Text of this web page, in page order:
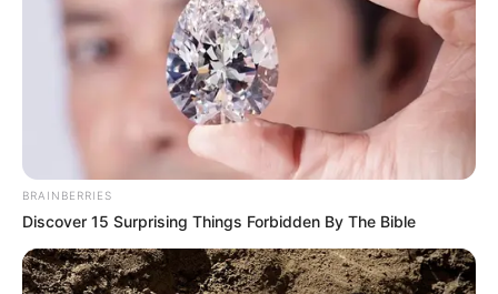
Prono soft analyse logique du quinté du
jour en 5 chevaux
2 KANESHYA
11 CHEEK TO CHEEK
7 LORENZO DE MEDICI
1 JUST LIGHT
Partagez sur les réseaux! Merci à Vous!
BRAINBERRIES
Discover 15 Surprising Things Forbidden By The Bible